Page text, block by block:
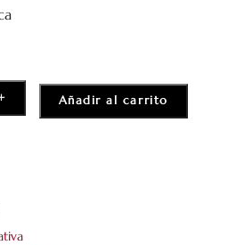
Añadir al carrito